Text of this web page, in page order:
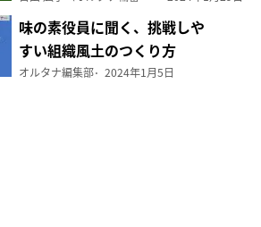
味の素役員に聞く、挑戦しや
すい組織風土のつくり方
オルタナ編集部 2024年1月5日